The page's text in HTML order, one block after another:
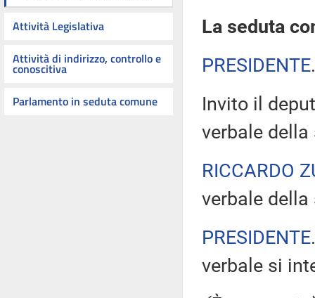
Attività Legislativa
Attività di indirizzo, controllo e
conoscitiva
Parlamento in seduta comune
La seduta
PRESIDENTE
Invito il
verbale della
RICCARDO
verbale
PRESIDENTE
verbale si